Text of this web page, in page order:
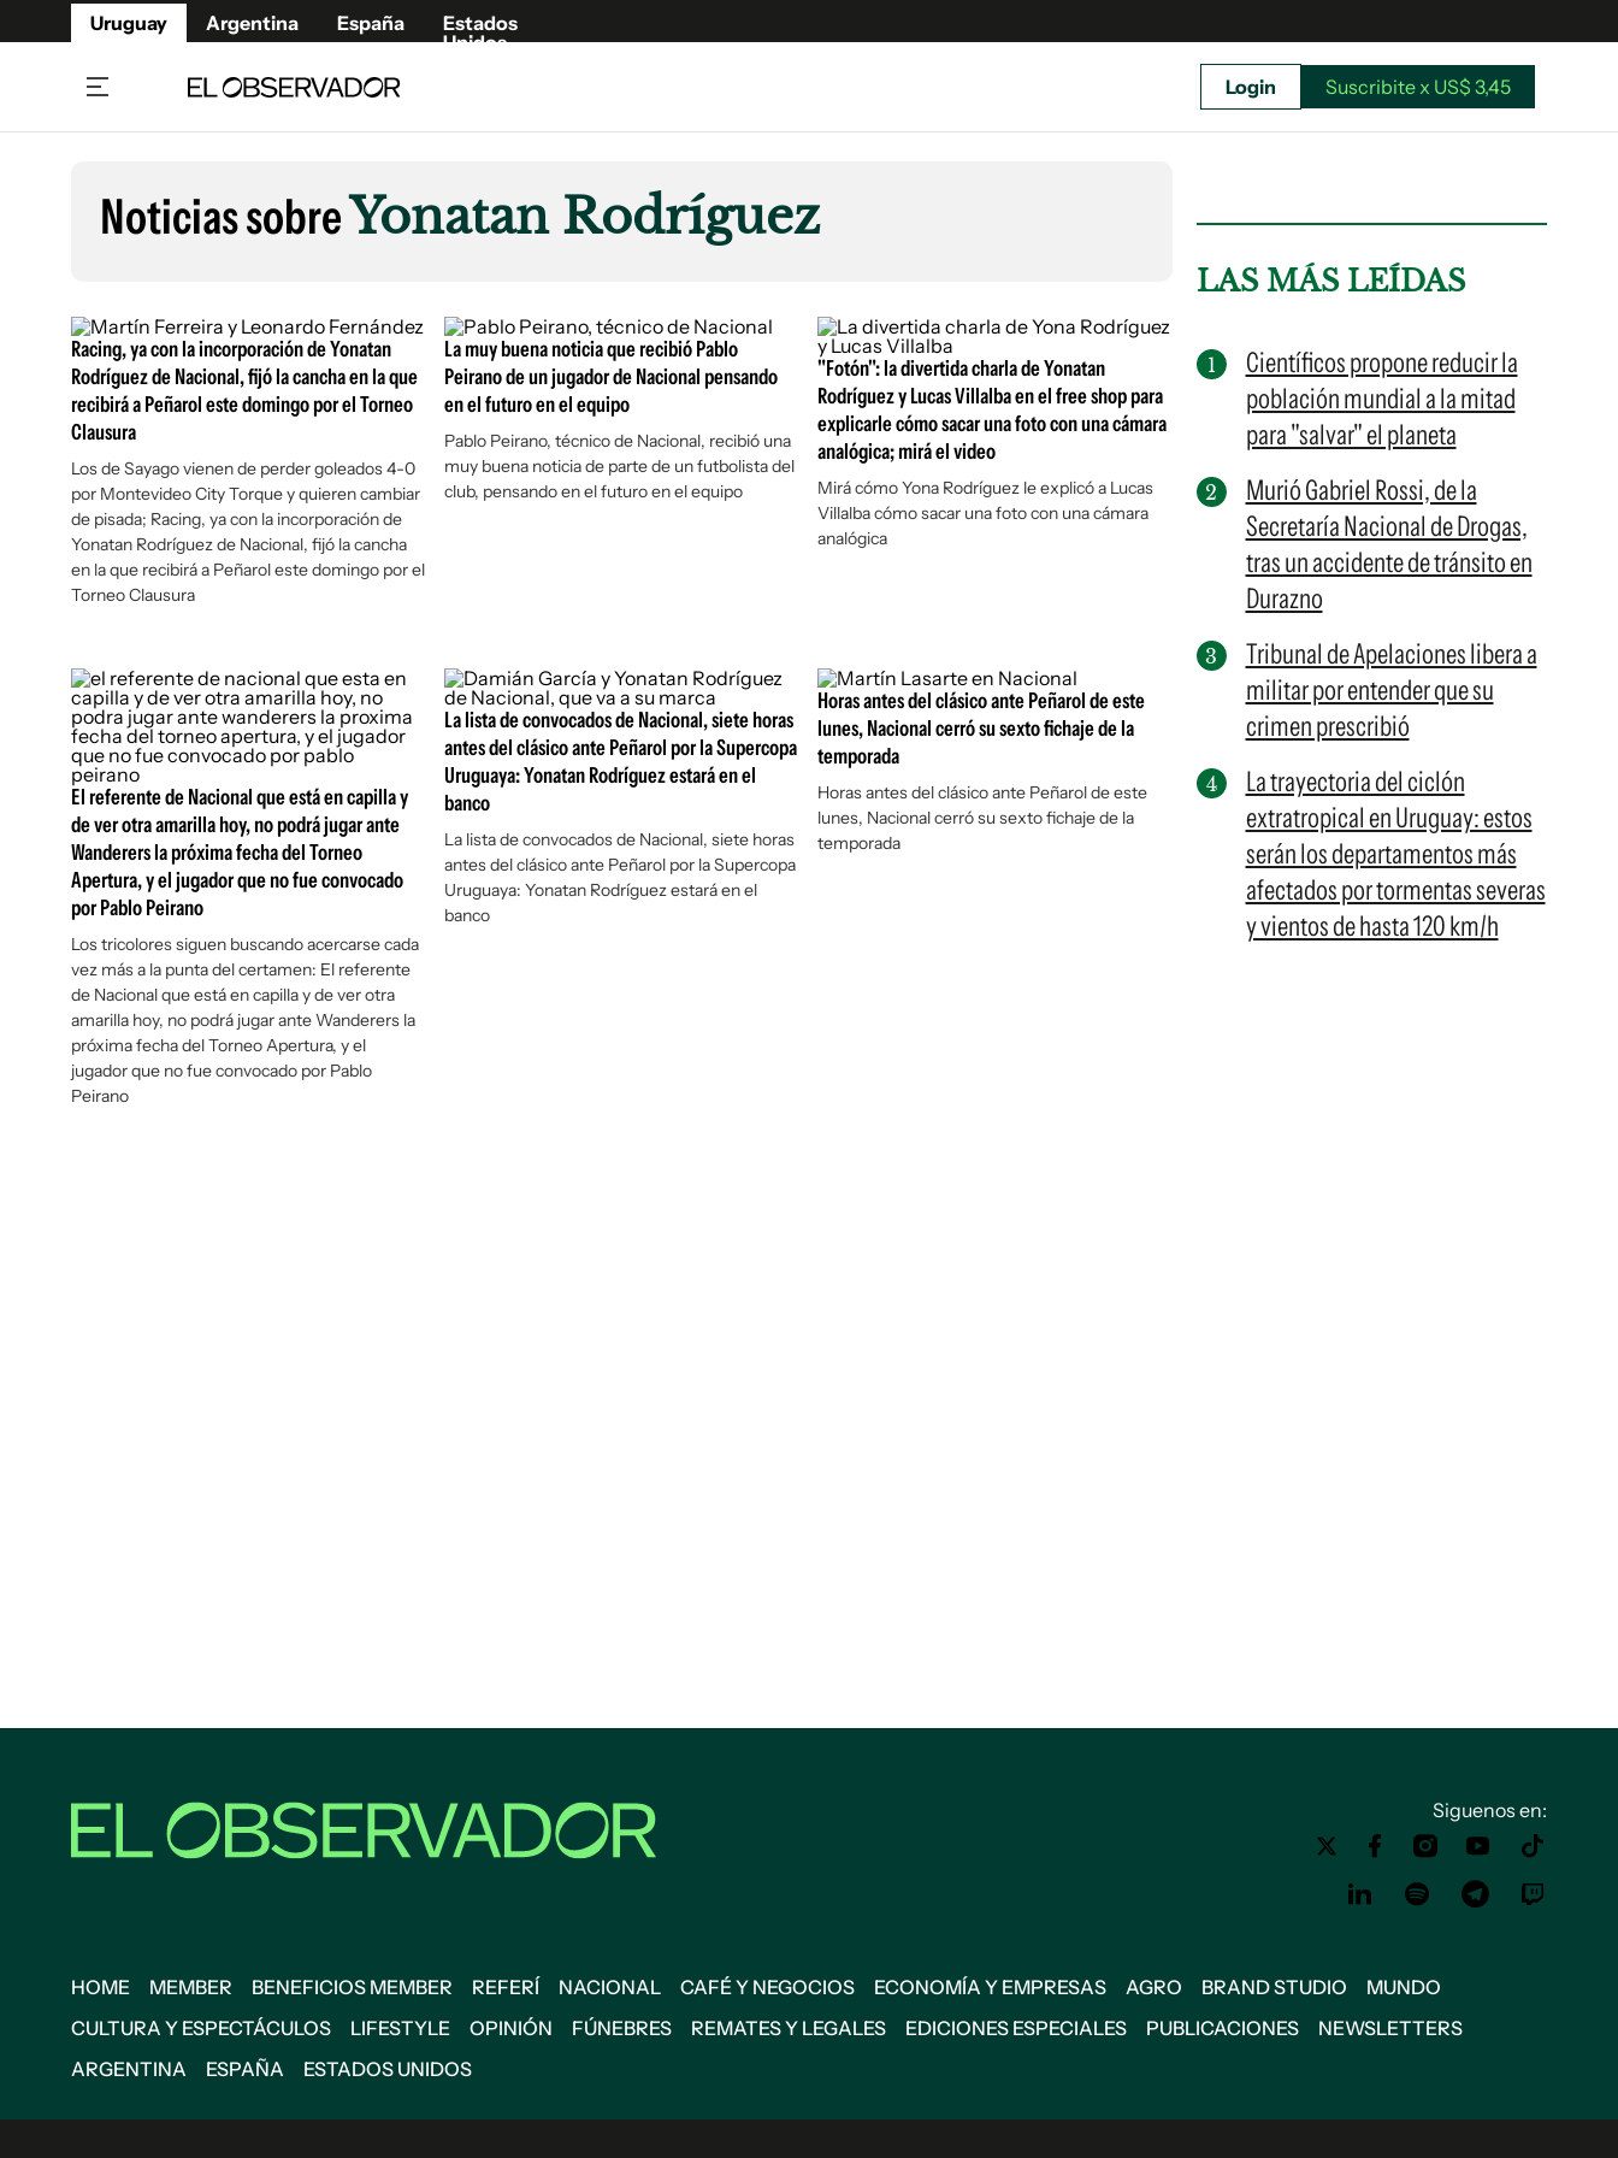
Uruguay Argentina España
Estados
Unidos
Beneficios Member
Café y Negocios
Economía y Empresas
Agro
Brand Studio
Mundo
Cultura y Espectáculos
Fúnebres
Publicaciones
Newsletters
Argentina
España
Estados Unidos
Suscribite x US$ 3,45
Login Suscribite x US$ 3,45
Noticias sobreYonatan Rodríguez
Racing, ya con la incorporación de Yonatan
Rodríguez de Nacional, fijó la cancha en la que
recibirá a Peñarol este domingo por el Torneo
Clausura
Los de Sayago vienen de perder goleados 4-0
por Montevideo City Torque y quieren cambiar
de pisada; Racing, ya con la incorporación de
Yonatan Rodríguez de Nacional, fijó la cancha
en la que recibirá a Peñarol este domingo por el
Torneo Clausura
La muy buena noticia que recibió Pablo
Peirano de un jugador de Nacional pensando
en el futuro en el equipo
Pablo Peirano, técnico de Nacional, recibió una
muy buena noticia de parte de un futbolista del
club, pensando en el futuro en el equipo
"Fotón": la divertida charla de Yonatan
Rodríguez y Lucas Villalba en el free shop para
explicarle cómo sacar una foto con una cámara
analógica; mirá el video
Mirá cómo Yona Rodríguez le explicó a Lucas
Villalba cómo sacar una foto con una cámara
analógica
El referente de Nacional que está en capilla y
de ver otra amarilla hoy, no podrá jugar ante
Wanderers la próxima fecha del Torneo
Apertura, y el jugador que no fue convocado
por Pablo Peirano
Los tricolores siguen buscando acercarse cada
vez más a la punta del certamen: El referente
de Nacional que está en capilla y de ver otra
amarilla hoy, no podrá jugar ante Wanderers la
próxima fecha del Torneo Apertura, y el
jugador que no fue convocado por Pablo
Peirano
La lista de convocados de Nacional, siete horas
antes del clásico ante Peñarol por la Supercopa
Uruguaya: Yonatan Rodríguez estará en el
banco
La lista de convocados de Nacional, siete horas
antes del clásico ante Peñarol por la Supercopa
Uruguaya: Yonatan Rodríguez estará en el
banco
Horas antes del clásico ante Peñarol de este
lunes, Nacional cerró su sexto fichaje de la
temporada
Horas antes del clásico ante Peñarol de este
lunes, Nacional cerró su sexto fichaje de la
temporada
LAS MÁS LEÍDAS
Científicos propone reducir la
población mundial a la mitad
para "salvar" el planeta
Murió Gabriel Rossi, de la
Secretaría Nacional de Drogas,
tras un accidente de tránsito en
Durazno
Tribunal de Apelaciones libera a
militar por entender que su
crimen prescribió
La trayectoria del ciclón
extratropical en Uruguay: estos
serán los departamentos más
afectados por tormentas severas
y vientos de hasta 120 km/h
Siguenos en:
HOME MEMBER BENEFICIOS MEMBER REFERÍ NACIONAL CAFÉ Y NEGOCIOS ECONOMÍA Y EMPRESAS AGRO BRAND STUDIO
MUNDO
CULTURA Y ESPECTÁCULOS
LIFESTYLE OPINIÓN FÚNEBRES REMATES Y LEGALES EDICIONES ESPECIALES PUBLICACIONES
NEWSLETTERS
ARGENTINA
ESPAÑA ESTADOS UNIDOS